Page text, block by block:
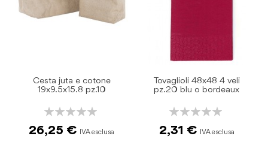
Cesta juta e cotone
19x9.5x15.8 pz.10
Rating:
26,25 €
Tovaglioli 48x48 4 veli
pz.20 blu o bordeaux
Rating:
2,31 €